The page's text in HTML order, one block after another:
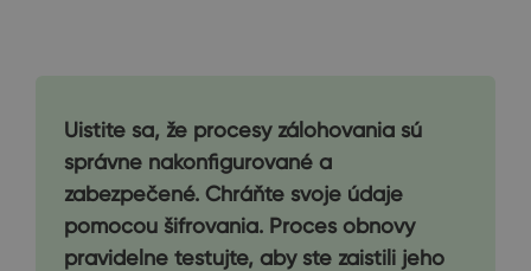
Uistite sa, že procesy zálohovania sú
správne nakonfigurované a
zabezpečené. Chráňte svoje údaje
pomocou šifrovania. Proces obnovy
pravidelne testujte, aby ste zaistili jeho